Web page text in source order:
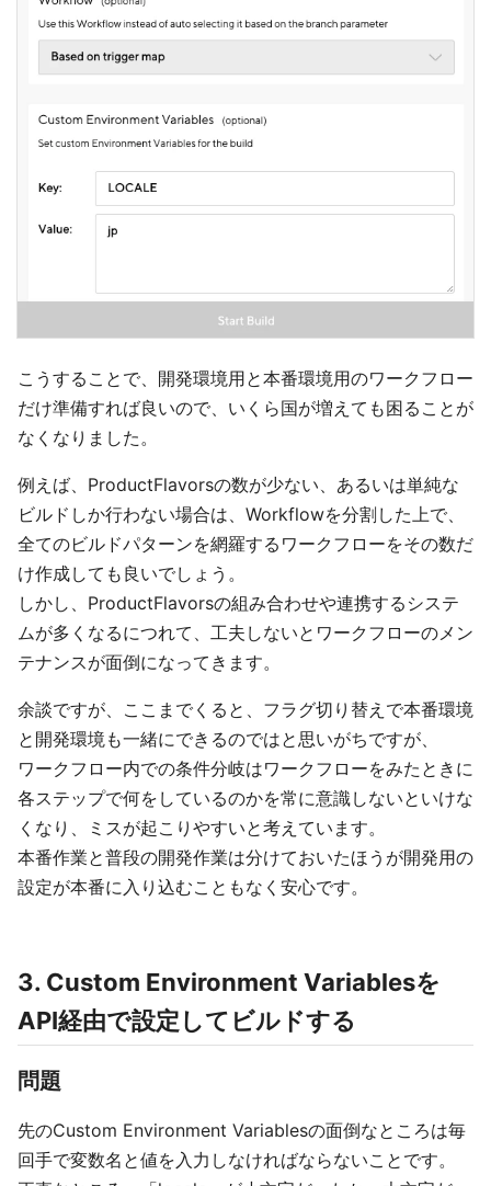
こうすることで、開発環境用と本番環境用のワークフロー
だけ準備すれば良いので、いくら国が増えても困ることが
なくなりました。
例えば、ProductFlavorsの数が少ない、あるいは単純な
ビルドしか行わない場合は、Workflowを分割した上で、
全てのビルドパターンを網羅するワークフローをその数だ
け作成しても良いでしょう。
しかし、ProductFlavorsの組み合わせや連携するシステ
ムが多くなるにつれて、工夫しないとワークフローのメン
テナンスが面倒になってきます。
余談ですが、ここまでくると、フラグ切り替えで本番環境
と開発環境も一緒にできるのではと思いがちですが、
ワークフロー内での条件分岐はワークフローをみたときに
各ステップで何をしているのかを常に意識しないといけな
くなり、ミスが起こりやすいと考えています。
本番作業と普段の開発作業は分けておいたほうが開発用の
設定が本番に入り込むこともなく安心です。
3. Custom Environment Variablesを
API経由で設定してビルドする
問題
先のCustom Environment Variablesの面倒なところは毎
回手で変数名と値を入力しなければならないことです。